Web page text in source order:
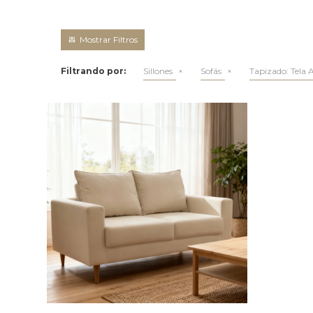
Filtrando por: Sillones Sofás Tapizado: Tela